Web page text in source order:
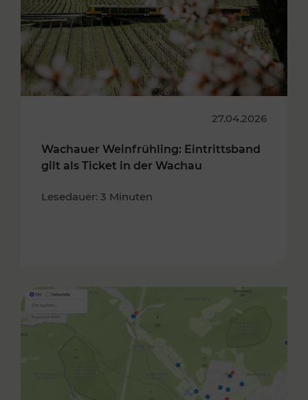
27.04.2026
Wachauer Weinfrühling: Eintrittsband
gilt als Ticket in der Wachau
Lesedauer: 3 Minuten